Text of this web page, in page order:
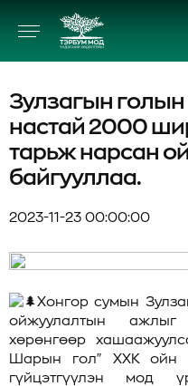
Зулзагын голын
настай 2000
тарьж нарсан
байгууллаа.
2023-11-23 00:00:00
Хонгор сумын
ойжуулалтын
хөрөнгөөр
Шарын гол" ХХК ойн
гүйцэтгүүлэн мод